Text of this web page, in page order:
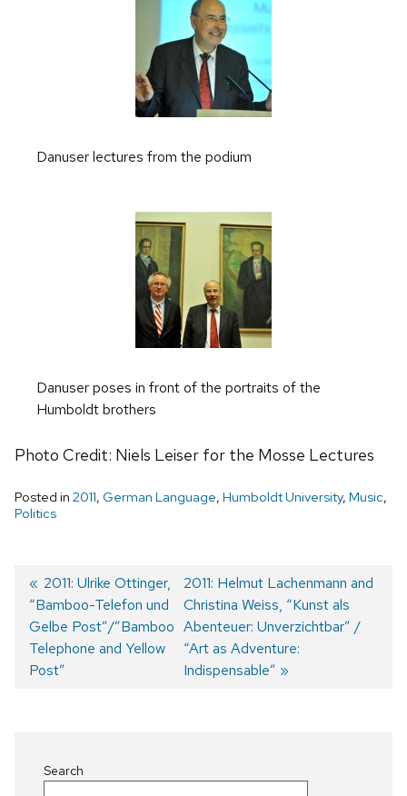
Danuser lectures from the podium
Danuser poses in front of the portraits of the
Humboldt brothers
Photo Credit: Niels Leiser for the Mosse Lectures
Posted in 2011, German Language, Humboldt University, Music,
Politics
Post
navigation
Previous
post:
2011: Ulrike Ottinger,
“Bamboo-Telefon und
Gelbe Post”/”Bamboo
Telephone and Yellow
Post”
Next
post:
2011: Helmut Lachenmann and
Christina Weiss, “Kunst als
Abenteuer: Unverzichtbar” /
“Art as Adventure:
Indispensable”
Search